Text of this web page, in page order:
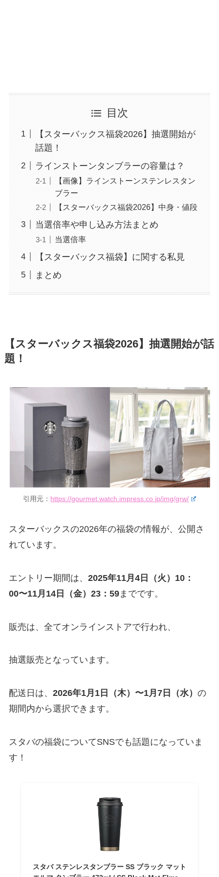
目次
【スターバックス福袋2026】抽選開始が
話題！
ラインストーンタンブラーの容量は？
【画像】ラインストーンステンレスタン
ブラー
【スターバックス福袋2026】中身・値段
当選倍率や申し込み方法まとめ
当選倍率
【スターバックス福袋】に関する私見
まとめ
【スターバックス福袋2026】抽選開始が話
題！
引用元： https://gourmet.watch.impress.co.jp/img/grw/
スターバックスの2026年の福袋の情報が、公開さ
れています。
エントリー期間は、 2025年11月4日（火）10：
00〜11月14日（金）23：59までです。
販売は、全てオンラインストアで行われ、
抽選販売となっています。
配送日は、 2026年1月1日（木）〜1月7日（水） の
期間内から選択できます。
スタバの福袋についてSNSでも話題になっていま
す！
スタバ ステンレスタンブラー SS ブラック マット